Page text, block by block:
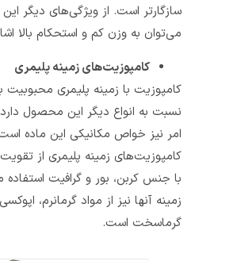
سازگارتر است.­ از ویژگی­‌های دیگر این محصول
می­‌توان به وزن کم و استحکام بالا اشاره کرد.
کامپوزیت‌های زمینه پلیمری
کامپوزیت با زمینه پلیمری محبوبیت بیشتری
نسبت به انواع دیگر این محصول دارد. دلیل این
امر نیز خواص مکانیکی این ماده است.
کامپوزیت‌های زمینه پلیمری از تقویت­‌کننده‌­هایی
با جنس کربن، بور و گرافیت استفاده می‌کنند.
زمینه آن­ها نیز از مواد گرمانرم، اپوکسی و مواد
گرماسخت است.